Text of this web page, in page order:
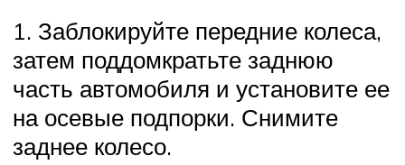
1. Заблокируйте передние колеса,
затем поддомкратьте заднюю
часть автомобиля и установите ее
на осевые подпорки. Снимите
заднее колесо.